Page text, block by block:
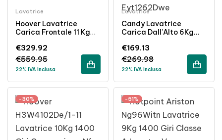
Lavatrice
Hoover Lavatrice
Carica Frontale 11 Kg
Classe A Bianco
€559.95
€329.92
22% IVA Inclusa
Lavatrice
Candy Lavatrice
Carica Dall’Alto 6Kg
Bianco
€269.98
€169.13
22% IVA Inclusa
-30% -51%